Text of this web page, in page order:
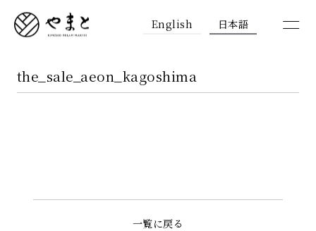
English 日本語
the_sale_aeon_kagoshima
一覧に戻る